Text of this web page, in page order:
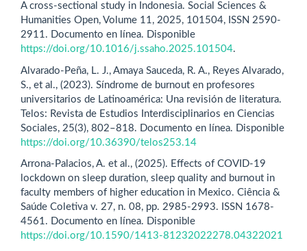
A cross-sectional study in Indonesia. Social Sciences &
Humanities Open, Volume 11, 2025, 101504, ISSN 2590-
2911. Documento en línea. Disponible
https://doi.org/10.1016/j.ssaho.2025.101504.
Alvarado-Peña, L. J., Amaya Sauceda, R. A., Reyes Alvarado,
S., et al., (2023). Síndrome de burnout en profesores
universitarios de Latinoamérica: Una revisión de literatura.
Telos: Revista de Estudios Interdisciplinarios en Ciencias
Sociales, 25(3), 802–818. Documento en línea. Disponible
https://doi.org/10.36390/telos253.14
Arrona-Palacios, A. et al., (2025). Effects of COVID-19
lockdown on sleep duration, sleep quality and burnout in
faculty members of higher education in Mexico. Ciência &
Saúde Coletiva v. 27, n. 08, pp. 2985-2993. ISSN 1678-
4561. Documento en línea. Disponible
https://doi.org/10.1590/1413-81232022278.04322021